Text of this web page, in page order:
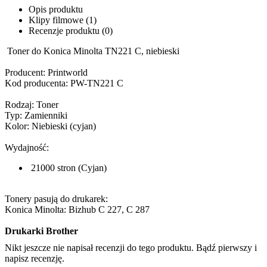
Opis produktu
Klipy filmowe (1)
Recenzje produktu (0)
Toner do Konica Minolta TN221 C, niebieski
Producent: Printworld
Kod producenta: PW-TN221 C
Rodzaj: Toner
Typ: Zamienniki
Kolor: Niebieski (cyjan)
Wydajność:
21000 stron (Cyjan)
Tonery pasują do drukarek:
Konica Minolta: Bizhub C 227, C 287
Drukarki Brother
Nikt jeszcze nie napisał recenzji do tego produktu. Bądź pierwszy i
napisz recenzję.